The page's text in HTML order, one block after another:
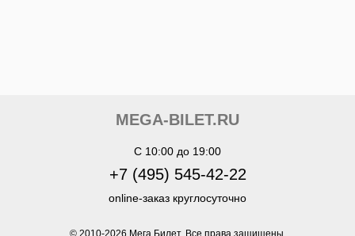
MEGA-BILET.RU
C 10:00 до 19:00
+7 (495) 545-42-22
online-заказ круглосуточно
© 2010-2026 Мега Билет. Все права защищены.